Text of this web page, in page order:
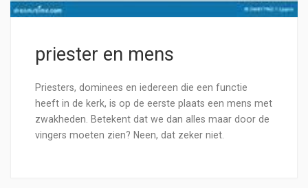
priester en mens
Priesters, dominees en iedereen die een functie
heeft in de kerk, is op de eerste plaats een mens met
zwakheden. Betekent dat we dan alles maar door de
vingers moeten zien? Neen, dat zeker niet.